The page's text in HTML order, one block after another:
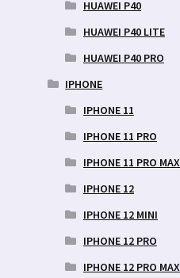
HUAWEI P40
HUAWEI P40 LITE
HUAWEI P40 PRO
IPHONE
IPHONE 11
IPHONE 11 PRO
IPHONE 11 PRO MAX
IPHONE 12
IPHONE 12 MINI
IPHONE 12 PRO
IPHONE 12 PRO MAX